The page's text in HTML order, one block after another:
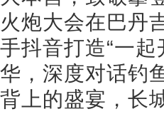
火炮大会在巴丹
手抖音打造“一
华，深度对话钓
背上的盛宴，长